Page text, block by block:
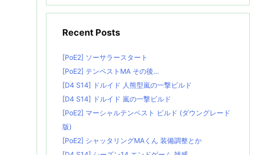
Recent Posts
[PoE2] ソーサラースタート
[PoE2] テンペストMA その後…
[D4 S14] ドルイド 人熊型嵐の一撃ビルド
[D4 S14] ドルイド 嵐の一撃ビルド
[PoE2] マーシャルテンペスト ビルド (ダウングレード
版)
[PoE2] シャッタリングMAくん 装備調整とか